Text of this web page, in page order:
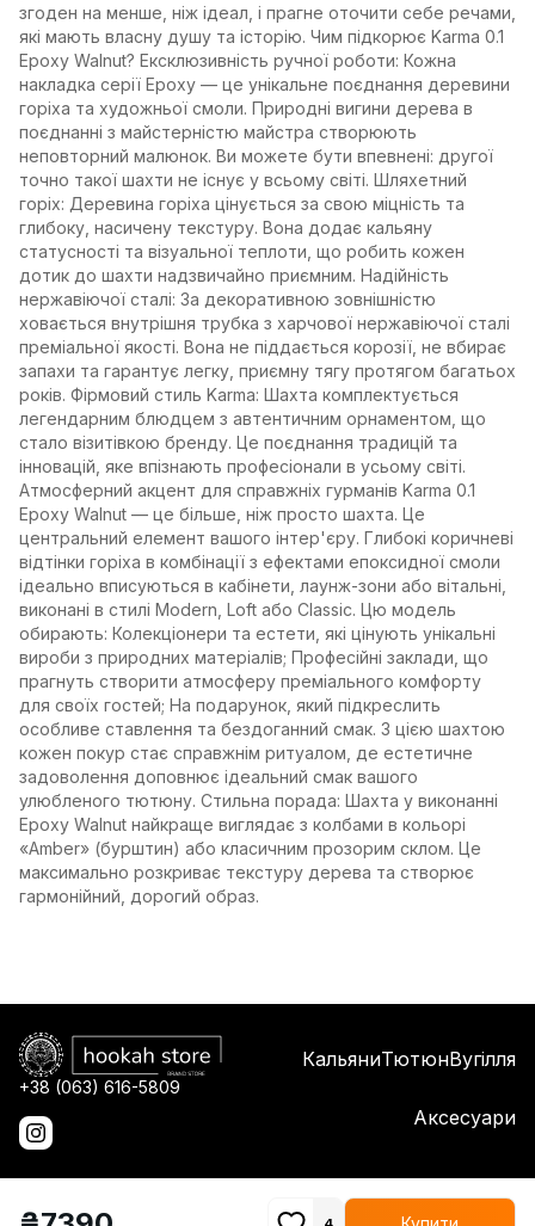
згоден на менше, ніж ідеал, і прагне оточити себе речами,
які мають власну душу та історію. Чим підкорює Karma 0.1
Epoxy Walnut? Ексклюзивність ручної роботи: Кожна
накладка серії Epoxy — це унікальне поєднання деревини
горіха та художньої смоли. Природні вигини дерева в
поєднанні з майстерністю майстра створюють
неповторний малюнок. Ви можете бути впевнені: другої
точно такої шахти не існує у всьому світі. Шляхетний
горіх: Деревина горіха цінується за свою міцність та
глибоку, насичену текстуру. Вона додає кальяну
статусності та візуальної теплоти, що робить кожен
дотик до шахти надзвичайно приємним. Надійність
нержавіючої сталі: За декоративною зовнішністю
ховається внутрішня трубка з харчової нержавіючої сталі
преміальної якості. Вона не піддається корозії, не вбирає
запахи та гарантує легку, приємну тягу протягом багатьох
років. Фірмовий стиль Karma: Шахта комплектується
легендарним блюдцем з автентичним орнаментом, що
стало візитівкою бренду. Це поєднання традицій та
інновацій, яке впізнають професіонали в усьому світі.
Атмосферний акцент для справжніх гурманів Karma 0.1
Epoxy Walnut — це більше, ніж просто шахта. Це
центральний елемент вашого інтер'єру. Глибокі коричневі
відтінки горіха в комбінації з ефектами епоксидної смоли
ідеально вписуються в кабінети, лаунж-зони або вітальні,
виконані в стилі Modern, Loft або Classic. Цю модель
обирають: Колекціонери та естети, які цінують унікальні
вироби з природних матеріалів; Професійні заклади, що
прагнуть створити атмосферу преміального комфорту
для своїх гостей; На подарунок, який підкреслить
особливе ставлення та бездоганний смак. З цією шахтою
кожен покур стає справжнім ритуалом, де естетичне
задоволення доповнює ідеальний смак вашого
улюбленого тютюну. Стильна порада: Шахта у виконанні
Epoxy Walnut найкраще виглядає з колбами в кольорі
«Amber» (бурштин) або класичним прозорим склом. Це
максимально розкриває текстуру дерева та створює
гармонійний, дорогий образ.
+38 (063) 616-5809
КальяниТютюнВугілля
Аксесуари